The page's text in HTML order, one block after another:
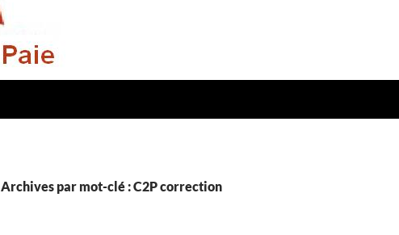
Archives par mot-clé : C2P correction